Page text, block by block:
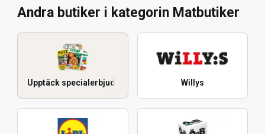
Andra butiker i kategorin Matbutiker
Upptäck specialerbjudanden Willys